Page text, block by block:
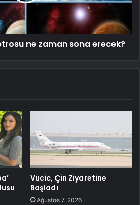
ne zaman sona erecek?
Vucic, Çin Ziyaretine
Başladı
Ağustos 7, 2026